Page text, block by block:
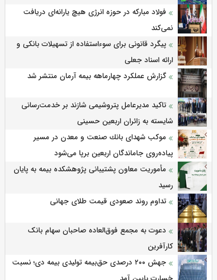
فولاد مبارکه در حوزه انرژی هیچ یارانه‌ای دریافت
نمی‌کند
پیگرد قانونی برای سوءاستفاده از تسهیلات بانکی و
ارائه اسناد جعلی
گزارش عملکرد چهارماهه بیمه آرمان منتشر شد
تاکید مدیرعامل پتروشیمی شازند بر خدمت‌رسانی
شایسته به زائران اربعین حسینی
موكب شهدای بانك صنعت و معدن در مسیر
پیاده‌روی جاماندگان اربعین برپا می‌شود
مأموریت معاون پشتیبانی پژوهشكده بیمه به پایان
رسید
تداوم روند صعودی قیمت طلای جهانی
دعوت به مجمع فوق‌العاده صاحبان سهام بانک
کارآفرین
جهش ۲۰۰ درصدی حق‌بیمه تولیدی بیمه دی؛ نسبت